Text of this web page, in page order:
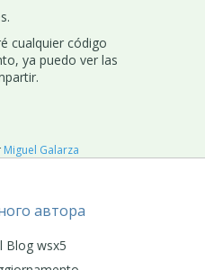
cualquier código
ya puedo ver las
Miguel Galarza
автора
Blog wsx5